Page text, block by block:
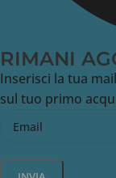
RIMANI
Inserisci la tua
sul tuo primo